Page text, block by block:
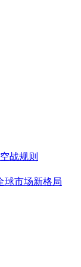
战规则
球市场新格局